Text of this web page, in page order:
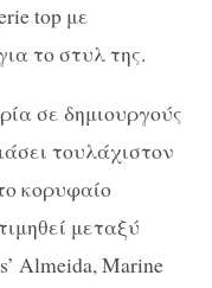
top με
το στυλ της.
σε δημιουργούς
τουλάχιστον
κορυφαίο
μεταξύ
Almeida, Marine